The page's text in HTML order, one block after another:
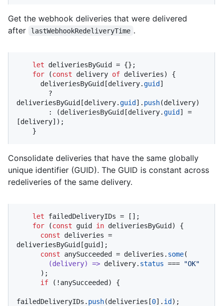
Get the webhook deliveries that were delivered
after
lastWebhookRedeliveryTime .
let deliveriesByGuid = {};
for (const delivery of deliveries) {
      deliveriesByGuid[delivery.
guid ]
deliveriesByGuid[delivery.guid ]. push(delivery)
        : (deliveriesByGuid[delivery.
guid ] =
[delivery]);
    }
Consolidate deliveries that have the same globally
unique identifier (GUID). The GUID is constant across
redeliveries of the same delivery.
let failedDeliveryIDs = [];
for (const guid in deliveriesByGuid) {
const deliveries =
deliveriesByGuid[guid];
const anySucceeded = deliveries. some(
(delivery) => delivery. status ===
"OK"
if (!anySucceeded) {
failedDeliveryIDs. push(deliveries[0]. id );